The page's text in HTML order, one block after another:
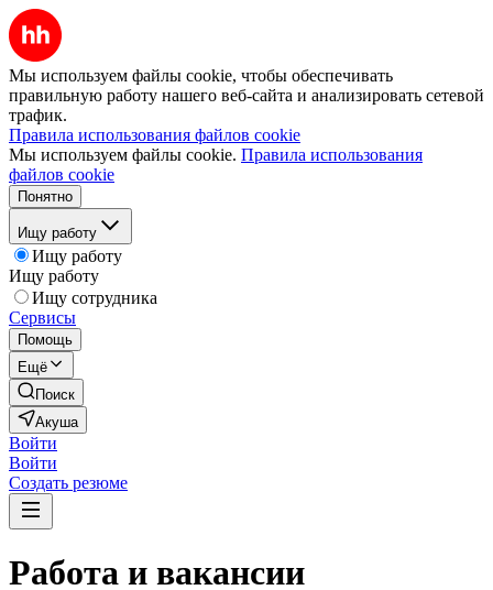
Мы используем файлы cookie, чтобы обеспечивать
правильную работу нашего веб-сайта и анализировать сетевой
трафик.
Правила использования файлов cookie
Мы используем файлы cookie. Правила использования
файлов cookie
Понятно
Ищу работу
Ищу работу
Ищу работу
Ищу сотрудника
Сервисы
Помощь
Ещё
Поиск
Акуша
Войти
Войти
Создать резюме
Работа и вакансии